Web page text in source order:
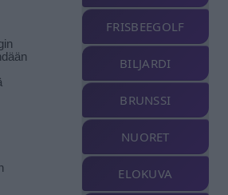
FRISBEEGOLF
BILJARDI
BRUNSSI
NUORET
ELOKUVA